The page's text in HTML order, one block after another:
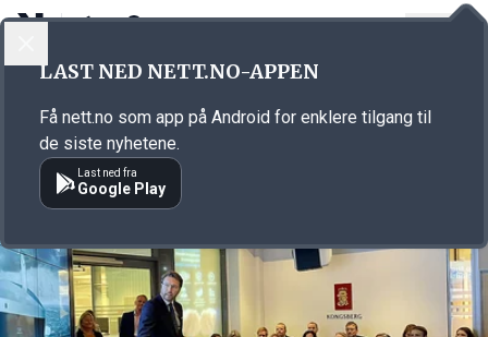
Annonsørinnhold
LAST NED NETT.NO-APPEN
Få nett.no som app på Android for enklere tilgang til
de siste nyhetene.
Last ned fra
Google Play